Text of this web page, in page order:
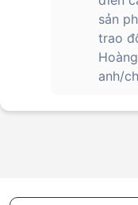
sản
trao
anh/